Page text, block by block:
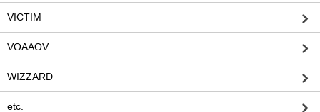
VICTIM
VOAAOV
WIZZARD
etc.